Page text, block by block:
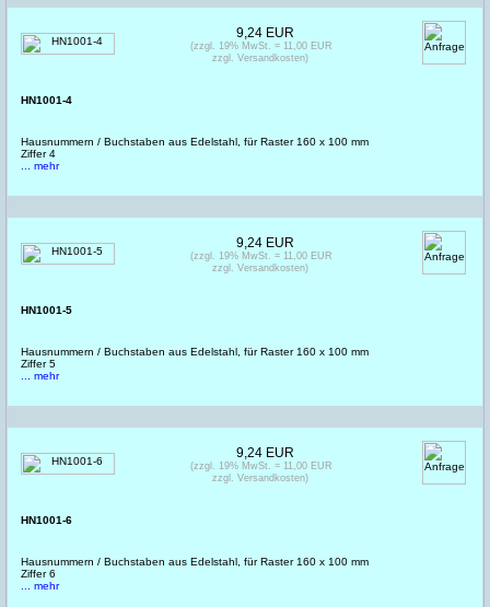
HN1001-4
Hausnummern / Buchstaben aus Edelstahl, für Raster 160 x 100 mm
Ziffer 4
... mehr
9,24 EUR
(zzgl. 19% MwSt. = 11,00 EUR
zzgl. Versandkosten)
HN1001-5
Hausnummern / Buchstaben aus Edelstahl, für Raster 160 x 100 mm
Ziffer 5
... mehr
9,24 EUR
(zzgl. 19% MwSt. = 11,00 EUR
zzgl. Versandkosten)
HN1001-6
Hausnummern / Buchstaben aus Edelstahl, für Raster 160 x 100 mm
Ziffer 6
... mehr
9,24 EUR
(zzgl. 19% MwSt. = 11,00 EUR
zzgl. Versandkosten)